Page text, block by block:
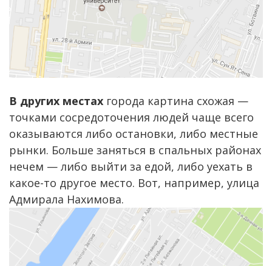
В других местах города картина схожая —
точками сосредоточения людей чаще всего
оказываются либо остановки, либо местные
рынки. Больше заняться в спальных районах
нечем — либо выйти за едой, либо уехать в
какое-то другое место. Вот, например, улица
Адмирала Нахимова.